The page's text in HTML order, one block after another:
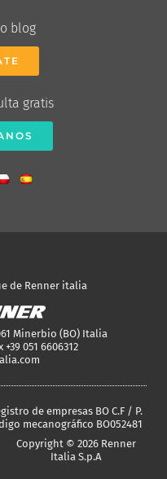
blog
gratis
de Renner italia
Minerbio (BO) Italia
+39 051 6606312
de empresas BO C.F / P.
mecanográfico BO052481
Copyright © 2026 Renner
Italia S.p.A